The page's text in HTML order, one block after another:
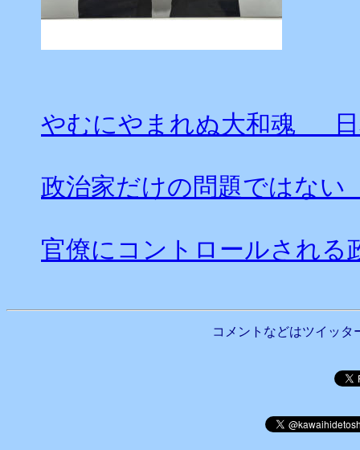
やむにやまれぬ大和魂 日
政治家だけの問題ではな
官僚にコントロールされ
コメントなどはツイッタ